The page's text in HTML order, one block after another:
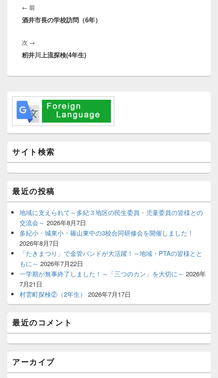
稿
ナ
ゲ
ー
シ
← 前前
の
酒井市長の学校訪問（6年）
次 →
の
稿:
籾井川上流探検(4年生)
メ
イ
ウ
ィ
ェ
ッ
ト
ア
サイト検索
最近の投稿
地域に支えられて～多紀３地区の民生委員・児童委員の皆様との
交流会～ 2026年8月7日
多紀小・城東小・篠山東中の3校合同研修会を開催しました！
2026年8月7日
「たきまつり」で金管バンドが大活躍！～地域・PTAの皆様とと
もに～ 2026年7月22日
一学期が無事終了しました！～「三つのカン」を大切に～ 2026年
7月21日
村雲町探検②（2年生）
2026年7月17日
最近のコメント
アーカイブ